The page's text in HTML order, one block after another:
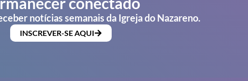
notícias semanais da Igreja do Nazareno.
INSCREVER-SE AQUI